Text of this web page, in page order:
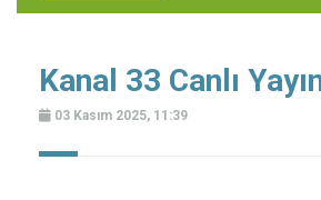
Kanal 33 Canlı
03 Kasım 2025, 11:39